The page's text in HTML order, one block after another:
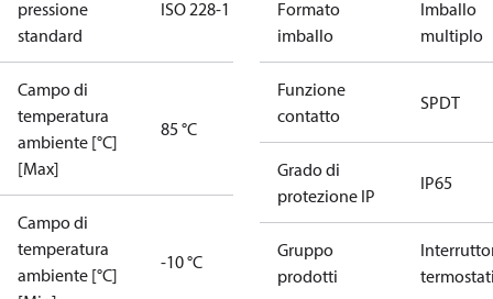
pressione
standard
ISO 228-1
Campo di
temperatura
ambiente [°C]
[Max]
85 °C
Campo di
temperatura
ambiente [°C]
-10 °C
Formato
imballo
Imballo
multiplo
Funzione
contatto
SPDT
Grado di
protezione IP
IP65
Gruppo
prodotti